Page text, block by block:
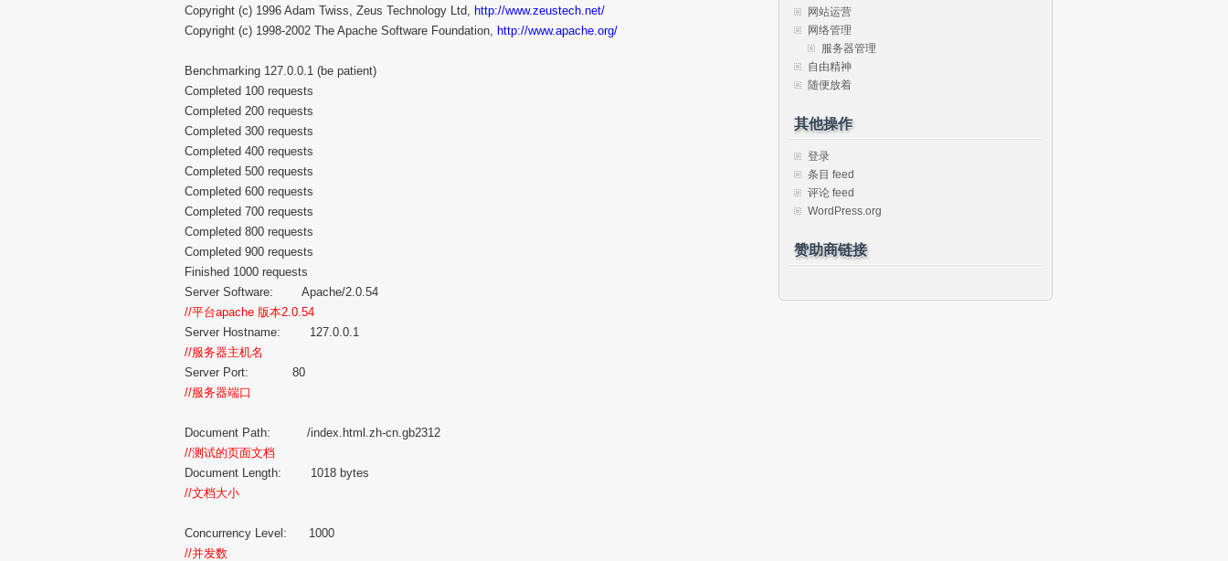
Copyright (c) 1996 Adam Twiss, Zeus Technology Ltd, http://www.zeustech.net/
Copyright (c) 1998-2002 The Apache Software Foundation, http://www.apache.org/
Benchmarking 127.0.0.1 (be patient)
Completed 100 requests
Completed 200 requests
Completed 300 requests
Completed 400 requests
Completed 500 requests
Completed 600 requests
Completed 700 requests
Completed 800 requests
Completed 900 requests
Finished 1000 requests
Server Software: Apache/2.0.54
//平台apache 版本2.0.54
Server Hostname: 127.0.0.1
//服务器主机名
Server Port: 80
//服务器端口
Document Path: /index.html.zh-cn.gb2312
//测试的页面文档
Document Length: 1018 bytes
//文档大小
Concurrency Level: 1000
//并发数
网站运营
网络管理
服务器管理
自由精神
随便放着
其他操作
登录
条目 feed
评论 feed
WordPress.org
赞助商链接